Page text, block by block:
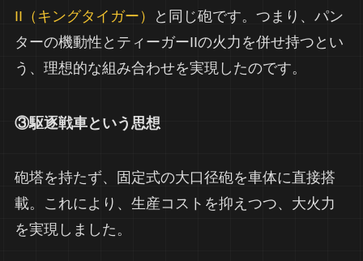
II（キングタイガー）
と同じ砲です。つまり、パン
ターの機動性とティーガーIIの火力を併せ持つとい
う、理想的な組み合わせを実現したのです。
③駆逐戦車という思想
砲塔を持たず、固定式の大口径砲を車体に直接搭
載。これにより、生産コストを抑えつつ、大火力
を実現しました。